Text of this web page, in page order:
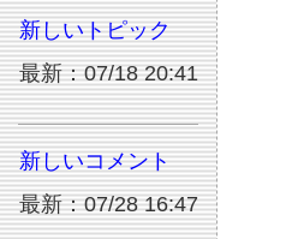
新しいトピック
最新：07/18 20:41
新しいコメント
最新：07/28 16:47